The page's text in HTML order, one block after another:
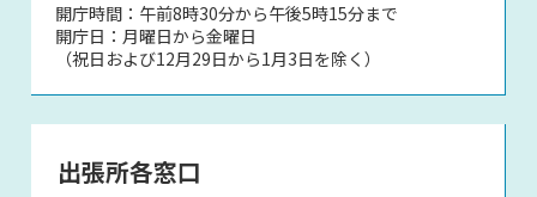
開庁時間：午前8時30分から午後5時15分まで
開庁日：月曜日から金曜日
（祝日および12月29日から1月3日を除く）
出張所各窓口